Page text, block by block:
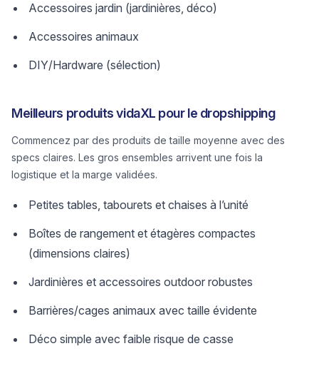
Accessoires jardin (jardinières, déco)
Accessoires animaux
DIY/Hardware (sélection)
Meilleurs produits vidaXL pour le dropshipping
Commencez par des produits de taille moyenne avec des
specs claires. Les gros ensembles arrivent une fois la
logistique et la marge validées.
Petites tables, tabourets et chaises à l’unité
Boîtes de rangement et étagères compactes
(dimensions claires)
Jardinières et accessoires outdoor robustes
Barrières/cages animaux avec taille évidente
Déco simple avec faible risque de casse